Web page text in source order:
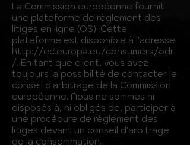
La Commission européenne fournit
une plateforme de règlement des
litiges en ligne (OS). Cette
plateforme est disponible à l'adresse
http://ec.europa.eu/consumers/odr
/. En tant que client, vous avez
toujours la possibilité de contacter le
conseil d'arbitrage de la Commission
européenne. Nous ne sommes ni
disposés à, ni obligés de, participer à
une procédure de règlement des
litiges devant un conseil d'arbitrage
de la consommation.